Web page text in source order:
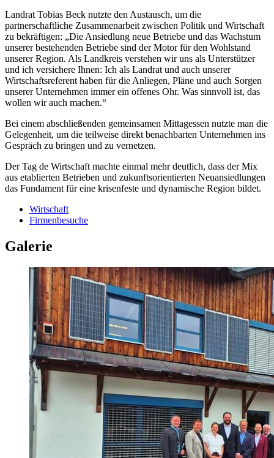
Landrat Tobias Beck nutzte den Austausch, um die
partnerschaftliche Zusammenarbeit zwischen Politik und Wirtschaft
zu bekräftigen: „Die Ansiedlung neue Betriebe und das Wachstum
unserer bestehenden Betriebe sind der Motor für den Wohlstand
unserer Region. Als Landkreis verstehen wir uns als Unterstützer
und ich versichere Ihnen: Ich als Landrat und auch unserer
Wirtschaftsreferent haben für die Anliegen, Pläne und auch Sorgen
unserer Unternehmen immer ein offenes Ohr. Was sinnvoll ist, das
wollen wir auch machen.“
Bei einem abschließenden gemeinsamen Mittagessen nutzte man die
Gelegenheit, um die teilweise direkt benachbarten Unternehmen ins
Gespräch zu bringen und zu vernetzen.
Der Tag de Wirtschaft machte einmal mehr deutlich, dass der Mix
aus etablierten Betrieben und zukunftsorientierten Neuansiedlungen
das Fundament für eine krisenfeste und dynamische Region bildet.
Wirtschaft
Firmenbesuche
Galerie